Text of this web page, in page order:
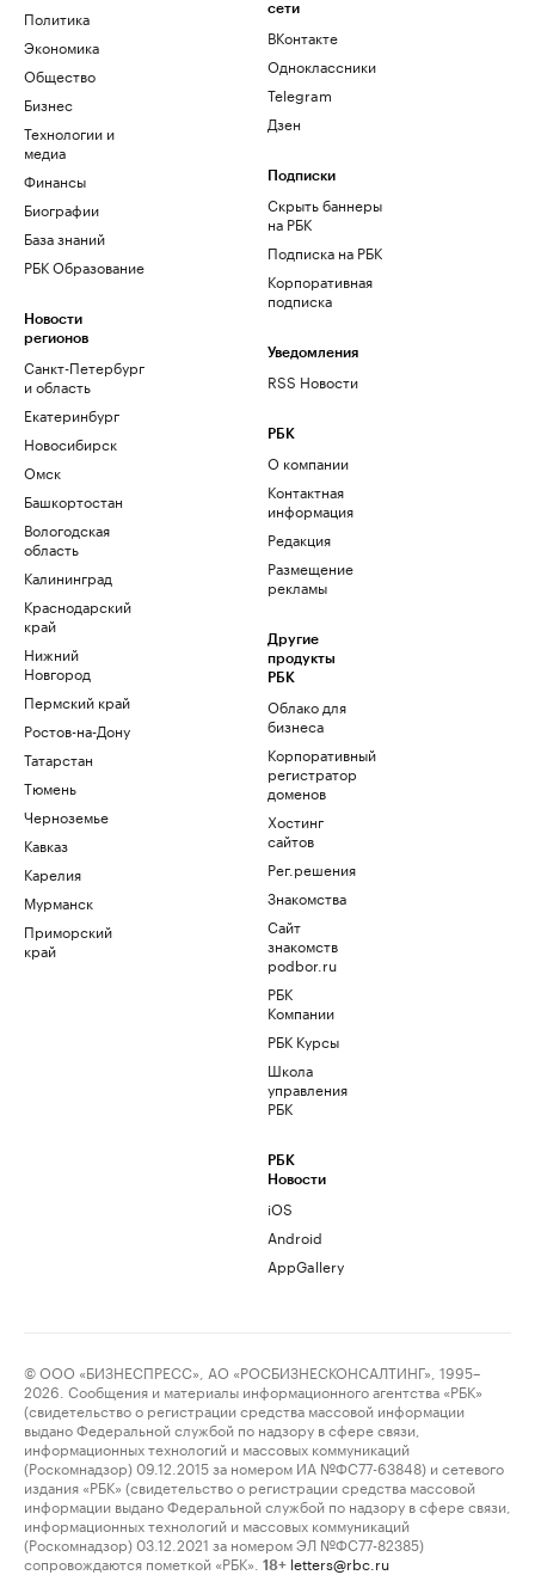
Политика
Экономика
Общество
Бизнес
Технологии и
медиа
Финансы
Биографии
База знаний
РБК Образование
Новости
регионов
Санкт-Петербург
и область
Екатеринбург
Новосибирск
Омск
Башкортостан
Вологодская
область
Калининград
Краснодарский
край
Нижний
Новгород
Пермский край
Ростов-на-Дону
Татарстан
Тюмень
Черноземье
Кавказ
Карелия
Мурманск
Приморский
край
сети
ВКонтакте
Одноклассники
Telegram
Дзен
Подписки
Скрыть баннеры
на РБК
Подписка на РБК
Корпоративная
подписка
Уведомления
RSS Новости
РБК
О компании
Контактная
информация
Редакция
Размещение
рекламы
Другие
продукты
РБК
Облако для
бизнеса
Корпоративный
регистратор
доменов
Хостинг
сайтов
Рег.решения
Знакомства
Сайт
знакомств
podbor.ru
РБК
Компании
РБК Курсы
Школа
управления
РБК
РБК
Новости
iOS
Android
AppGallery
© ООО «БИЗНЕСПРЕСС», АО «РОСБИЗНЕСКОНСАЛТИНГ», 1995–
2026. Сообщения и материалы информационного агентства «РБК»
(свидетельство о регистрации средства массовой информации
выдано Федеральной службой по надзору в сфере связи,
информационных технологий и массовых коммуникаций
(Роскомнадзор) 09.12.2015 за номером ИА №ФС77-63848) и сетевого
издания «РБК» (свидетельство о регистрации средства массовой
информации выдано Федеральной службой по надзору в сфере связи,
информационных технологий и массовых коммуникаций
(Роскомнадзор) 03.12.2021 за номером ЭЛ №ФС77-82385)
сопровождаются пометкой «РБК».
18+ letters@rbc.ru